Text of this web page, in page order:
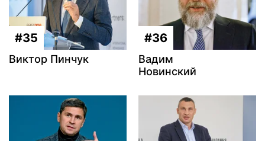
#35
Виктор Пинчук
#36
Вадим
Новинский